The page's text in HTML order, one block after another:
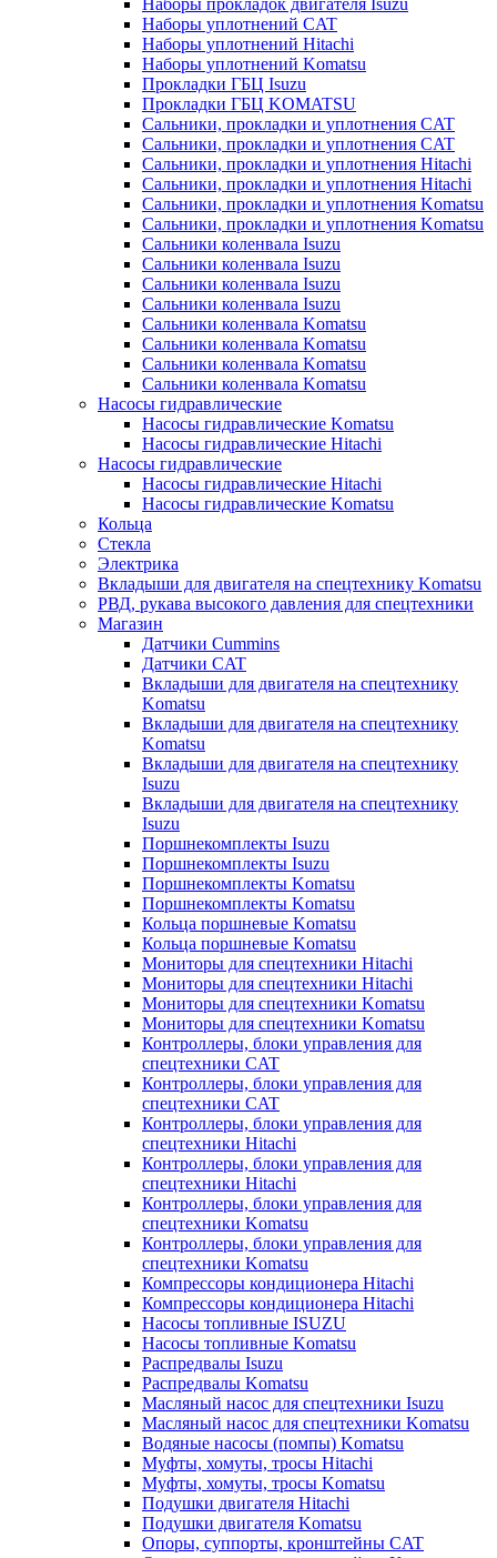
Наборы прокладок двигателя Isuzu
Наборы уплотнений CAT
Наборы уплотнений Hitachi
Наборы уплотнений Komatsu
Прокладки ГБЦ Isuzu
Прокладки ГБЦ KOMATSU
Сальники, прокладки и уплотнения CAT
Сальники, прокладки и уплотнения CAT
Сальники, прокладки и уплотнения Hitachi
Сальники, прокладки и уплотнения Hitachi
Сальники, прокладки и уплотнения Komatsu
Сальники, прокладки и уплотнения Komatsu
Сальники коленвала Isuzu
Сальники коленвала Isuzu
Сальники коленвала Isuzu
Сальники коленвала Isuzu
Сальники коленвала Komatsu
Сальники коленвала Komatsu
Сальники коленвала Komatsu
Сальники коленвала Komatsu
Насосы гидравлические
Насосы гидравлические Komatsu
Насосы гидравлические Hitachi
Насосы гидравлические
Насосы гидравлические Hitachi
Насосы гидравлические Komatsu
Кольца
Стекла
Электрика
Вкладыши для двигателя на спецтехнику Komatsu
РВД, рукава высокого давления для спецтехники
Магазин
Датчики Cummins
Датчики CAT
Вкладыши для двигателя на спецтехнику
Komatsu
Вкладыши для двигателя на спецтехнику
Komatsu
Вкладыши для двигателя на спецтехнику
Isuzu
Вкладыши для двигателя на спецтехнику
Isuzu
Поршнекомплекты Isuzu
Поршнекомплекты Isuzu
Поршнекомплекты Komatsu
Поршнекомплекты Komatsu
Кольца поршневые Komatsu
Кольца поршневые Komatsu
Мониторы для спецтехники Hitachi
Мониторы для спецтехники Hitachi
Мониторы для спецтехники Komatsu
Мониторы для спецтехники Komatsu
Контроллеры, блоки управления для
спецтехники CAT
Контроллеры, блоки управления для
спецтехники CAT
Контроллеры, блоки управления для
спецтехники Hitachi
Контроллеры, блоки управления для
спецтехники Hitachi
Контроллеры, блоки управления для
спецтехники Komatsu
Контроллеры, блоки управления для
спецтехники Komatsu
Компрессоры кондиционера Hitachi
Компрессоры кондиционера Hitachi
Насосы топливные ISUZU
Насосы топливные Komatsu
Распредвалы Isuzu
Распредвалы Komatsu
Масляный насос для спецтехники Isuzu
Масляный насос для спецтехники Komatsu
Водяные насосы (помпы) Komatsu
Муфты, хомуты, тросы Hitachi
Муфты, хомуты, тросы Komatsu
Подушки двигателя Hitachi
Подушки двигателя Komatsu
Опоры, суппорты, кронштейны CAT